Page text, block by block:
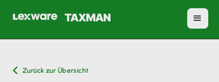
Zurück zur Übersicht